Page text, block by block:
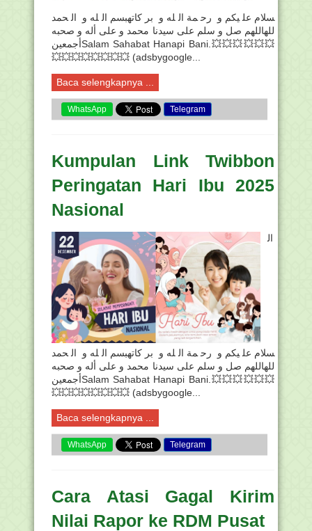
سلام عليكم و رحمة الله و بركاتهبسم الله و الحمد
للهاللهم صل و سلم على سيدنا محمد و على أله و صحبه
أجمعينSalam Sahabat Hanapi Bani.💥💥💥💥💥💥
💥💥💥💥💥💥💥💥 (adsbygoogle...
Baca selengkapnya ...
WhatsApp Telegram
Kumpulan Link Twibbon
Peringatan Hari Ibu 2025
Nasional
ال
سلام عليكم و رحمة الله و بركاتهبسم الله و الحمد
للهاللهم صل و سلم على سيدنا محمد و على أله و صحبه
أجمعينSalam Sahabat Hanapi Bani.💥💥💥💥💥💥
💥💥💥💥💥💥💥💥 (adsbygoogle...
Baca selengkapnya ...
WhatsApp Telegram
Cara Atasi Gagal Kirim
Nilai Rapor ke RDM Pusat